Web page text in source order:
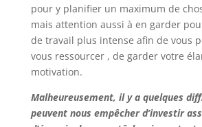
pour y planifier un maximum de
mais attention aussi à en garder
de travail plus intense afin de vous
vous ressourcer , de garder votre
motivation.
Malheureusement, il y a quelques
peuvent nous empêcher d’investir